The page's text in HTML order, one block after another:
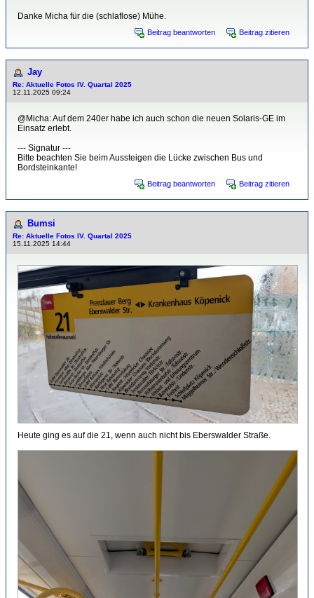
Danke Micha für die (schlaflose) Mühe.
Beitrag beantworten Beitrag zitieren
Jay
Re: Aktuelle Fotos IV. Quartal 2025
12.11.2025 09:24
@Micha: Auf dem 240er habe ich auch schon die neuen Solaris-GE im
Einsatz erlebt.
--- Signatur ---
Bitte beachten Sie beim Aussteigen die Lücke zwischen Bus und
Bordsteinkante!
Beitrag beantworten Beitrag zitieren
Bumsi
Re: Aktuelle Fotos IV. Quartal 2025
15.11.2025 14:44
Heute ging es auf die 21, wenn auch nicht bis Eberswalder Straße.